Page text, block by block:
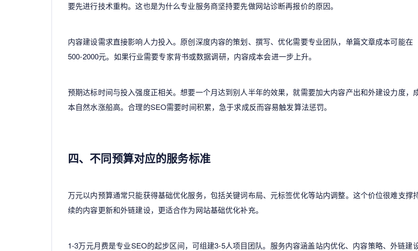
要先进行技术重构。这也是为什么专业服务商坚持要先做网站诊断再报价的原因。
内容建设需求直接影响人力投入。原创深度内容的策划、撰写、优化需要专业团队，单篇文章成本可能在
500-2000元。如果行业需要专家背书或数据调研，内容成本会进一步上升。
预期达标时间与投入强度正相关。想要一个月达到别人半年的效果，就需要加大内容产出和外建设力度，
本自然水涨船高。合理的SEO需要时间积累，急于求成反而容易触发算法惩罚。
四、不同预算对应的服务标准
万元以内预算通常只能获得基础优化服务，包括关键词布局、元标签优化等站内调整。这个价位很难支撑
续的内容更新和外链建设，更适合作为网站基础优化补充。
1-3万元月费是专业SEO的起步区间，可组建3-5人项目团队。服务内容涵盖站内优化、内容策略、外链建